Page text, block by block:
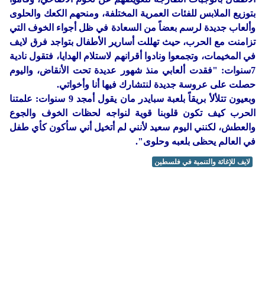
بتوزيع الملابس للفئات العمرية المختلفة، ومنحهم الكعك والحلوى
وألعاب جديدة لرسم بعضاً من السعادة في ظل أجواء الخوف التي
تزامنت مع الحرب، حيث تهللت أسارير الأطفال بتواجد فرق لايف
في المخيمات، وتجمعوا ونادوا أقرانهم لاستلام الهدايا، فتقول نادية
7سنوات: "فقدت ألعابي منذ شهور عديدة تحت الأنقاض، واليوم
حصلت على عروسة جديدة لنتشارك فيها أنا وأخواتي.
وبعيون تتلألأ بريقاً بلعبة سبايدر مان يقول أمجد 9 سنوات: علمتنا
الحرب كيف تكون قلوبنا قوية لنواجه لحظات الخوف والجوع
والعطش، لكنني اليوم سعيد لأنني لم أتخيل أني سأكون كأي طفل
في العالم يحظى بلعبه وحلوى".
لايف للإغاثة والتنمية في فلسطين